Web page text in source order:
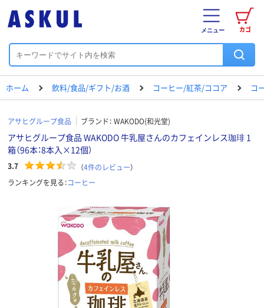
カゴ
メニュー
ホーム 飲料/食品/ギフト/お酒 コーヒー/紅茶/ココア コ
アサヒグループ食品 ブランド： WAKODO(和光堂)
アサヒグループ食品 WAKODO 牛乳屋さんのカフェインレス珈琲 1
箱（96本：8本入×12個）
3.7 （4件のレビュー）
ランキングを見る：コーヒー